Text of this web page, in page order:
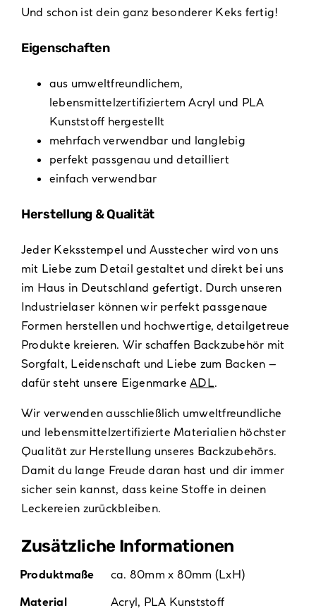
Und schon ist dein ganz besonderer Keks fertig!
Eigenschaften
aus umweltfreundlichem,
lebensmittelzertifiziertem Acryl und PLA
Kunststoff hergestellt
mehrfach verwendbar und langlebig
perfekt passgenau und detailliert
einfach verwendbar
Herstellung & Qualität
Jeder Keksstempel und Ausstecher wird von uns
mit Liebe zum Detail gestaltet und direkt bei uns
im Haus in Deutschland gefertigt. Durch unseren
Industrielaser können wir perfekt passgenaue
Formen herstellen und hochwertige, detailgetreue
Produkte kreieren. Wir schaffen Backzubehör mit
Sorgfalt, Leidenschaft und Liebe zum Backen –
dafür steht unsere EigenmarkeADL.
Wir verwenden ausschließlich umweltfreundliche
und lebensmittelzertifizierte Materialien höchster
Qualität zur Herstellung unseres Backzubehörs.
Damit du lange Freude daran hast und dir immer
sicher sein kannst, dass keine Stoffe in deinen
Leckereien zurückbleiben.
Zusätzliche Informationen
Produktmaße
ca. 80mm x 80mm (LxH)
Material
Acryl, PLA Kunststoff